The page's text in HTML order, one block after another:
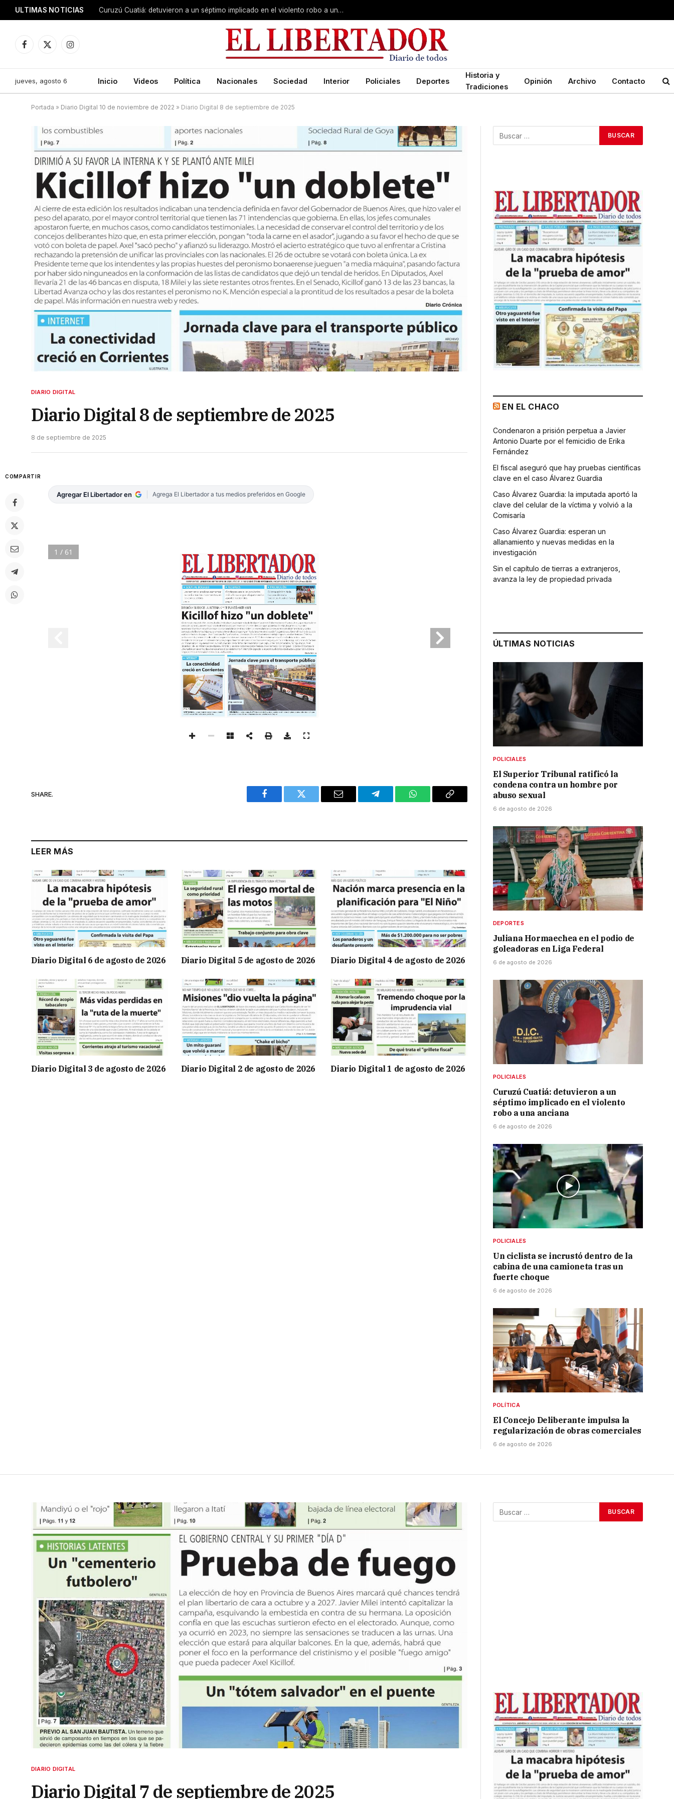
ULTIMAS NOTICIAS Curuzú Cuatiá: detuvieron a un séptimo implicado en el violento robo a una anciana
Facebook
X
Instagram
jueves, agosto 6 Inicio Videos Política Nacionales Sociedad Interior Policiales Deportes
Historia y
Tradiciones
Opinión Archivo Contacto
Portada » Diario Digital 10 de noviembre de 2022 » Diario Digital 8 de septiembre de 2025
DIARIO DIGITAL
Diario Digital 8 de septiembre de 2025
8 de septiembre de 2025
COMPARTIR
Agregar El Libertador en Agrega El Libertador a tus medios preferidos en Google
1 / 61
SHARE.
Facebook Twitter Email Telegram WhatsAppCopy
LEER MÁS
Diario Digital 6 de agosto de 2026 Diario Digital 5 de agosto de 2026 Diario Digital 4 de agosto de 2026
Diario Digital 3 de agosto de 2026 Diario Digital 2 de agosto de 2026 Diario Digital 1 de agosto de 2026
EN EL CHACO
Condenaron a prisión perpetua a Javier
Antonio Duarte por el femicidio de Erika
Fernández
El fiscal aseguró que hay pruebas científicas
clave en el caso Álvarez Guardia
Caso Álvarez Guardia: la imputada aportó la
clave del celular de la víctima y volvió a la
Comisaría
Caso Álvarez Guardia: esperan un
allanamiento y nuevas medidas en la
investigación
Sin el capítulo de tierras a extranjeros,
avanza la ley de propiedad privada
ÚLTIMAS NOTICIAS
POLICIALES
El Superior Tribunal ratificó la
condena contra un hombre por
abuso sexual
6 de agosto de 2026
DEPORTES
Juliana Hormaechea en el podio de
goleadoras en Liga Federal
6 de agosto de 2026
POLICIALES
Curuzú Cuatiá: detuvieron a un
séptimo implicado en el violento
robo a una anciana
6 de agosto de 2026
POLICIALES
Un ciclista se incrustó dentro de la
cabina de una camioneta tras un
fuerte choque
6 de agosto de 2026
POLÍTICA
El Concejo Deliberante impulsa la
regularización de obras comerciales
6 de agosto de 2026
DIARIO DIGITAL
Diario Digital 7 de septiembre de 2025